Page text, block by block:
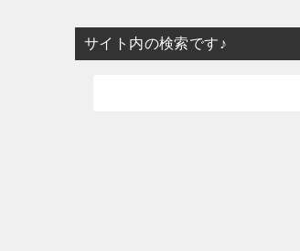
サイト内の検索です♪